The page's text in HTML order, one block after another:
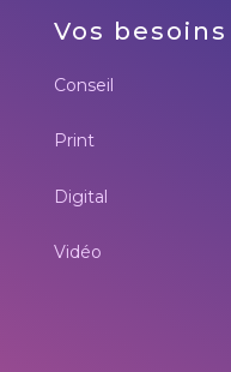
Vos besoins
Conseil
Print
Digital
Vidéo